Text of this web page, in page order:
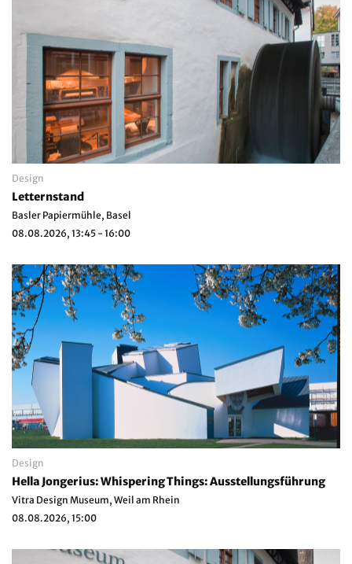
Design
Letternstand
Basler Papiermühle, Basel
08.08.2026, 13:45 - 16:00
Design
Hella Jongerius: Whispering Things: Ausstellungsführung
Vitra Design Museum, Weil am Rhein
08.08.2026, 15:00